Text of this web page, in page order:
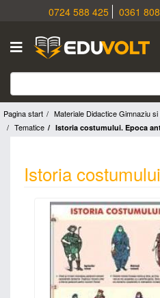
0724 588 425 0361
Pagina start Materiale Didactice Gimnaziu si
Tematice
Istoria costumului. Epoca
Istoria